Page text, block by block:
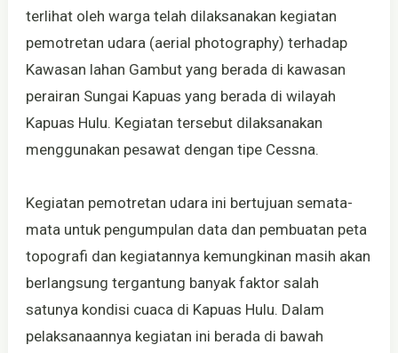
terlihat oleh warga telah dilaksanakan kegiatan
pemotretan udara (aerial photography) terhadap
Kawasan lahan Gambut yang berada di kawasan
perairan Sungai Kapuas yang berada di wilayah
Kapuas Hulu. Kegiatan tersebut dilaksanakan
menggunakan pesawat dengan tipe Cessna.
Kegiatan pemotretan udara ini bertujuan semata-
mata untuk pengumpulan data dan pembuatan peta
topografi dan kegiatannya kemungkinan masih akan
berlangsung tergantung banyak faktor salah
satunya kondisi cuaca di Kapuas Hulu. Dalam
pelaksanaannya kegiatan ini berada di bawah